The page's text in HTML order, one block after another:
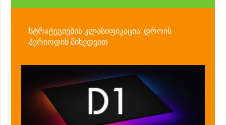
სტრატეგიების კლასიფიკაცია: დროის
პერიოდის მიხედვით